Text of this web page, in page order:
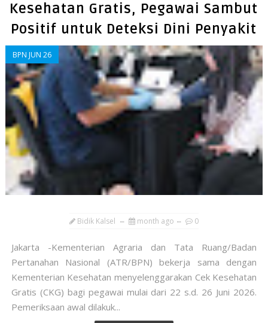
Kesehatan Gratis, Pegawai Sambut
Positif untuk Deteksi Dini Penyakit
BPN JUN 26
Bidik Kalsel month ago 0
Jakarta -Kementerian Agraria dan Tata Ruang/Badan
Pertanahan Nasional (ATR/BPN) bekerja sama dengan
Kementerian Kesehatan menyelenggarakan Cek Kesehatan
Gratis (CKG) bagi pegawai mulai dari 22 s.d. 26 Juni 2026.
Pemeriksaan awal dilakuk...